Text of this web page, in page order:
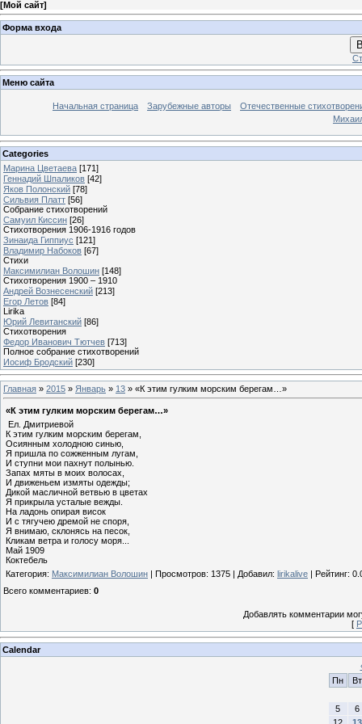
[Мой сайт]
Форма входа
Меню сайта
Начальная страница Зарубежные авторы
Отечественные
Categories
Марина Цветаева [171]
Геннадий Шпаликов [42]
Яков Полонский [78]
Сильвия Платт [56]
Собрание стихотворений
Самуил Киссин [26]
Стихотворения 1906-1916 годов
Зинаида Гиппиус [121]
Владимир Набоков [67]
Стихи
Максимилиан Волошин [148]
Стихотворения 1900 – 1910
Андрей Вознесенский [213]
Егор Летов [84]
Lirika
Юрий Левитанский [86]
Стихотворения
Федор Иванович Тютчев [713]
Полное собрание стихотворений
Иосиф Бродский [230]
Главная » 2015 » Январь » 13 » «К этим гулким морским берегам…»
«К этим гулким морским берегам…»
Ел. Дмитриевой
К этим гулким морским берегам,
Осиянным холодною синью,
Я пришла по сожженным лугам,
И ступни мои пахнут полынью.
Запах мяты в моих волосах,
И движеньем измяты одежды;
Дикой масличной ветвью в цветах
Я прикрыла усталые вежды.
На ладонь опирая висок
И с тягучею дремой не споря,
Я внимаю, склонясь на песок,
Кликам ветра и голосу моря...
Май 1909
Коктебель
Категория: Максимилиан Волошин Просмотров: 1375 | Добавил: lirikalive Рейтинг:
Всего комментариев: 0
Добавлять комментарии
[
Calendar
Пн
Вт
5
6